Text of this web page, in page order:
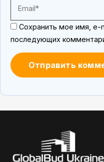
Сохранить мое имя, e-
последующих